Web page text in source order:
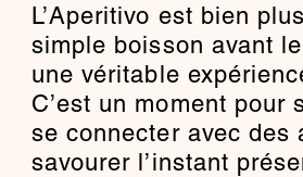
L’Aperitivo est bien
simple boisson avant
une véritable
C’est un moment pour
se connecter avec des
savourer l’instant